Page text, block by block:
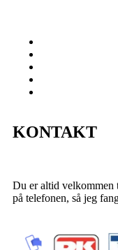
KONTAKT
Du er altid velkommen
på telefonen, så jeg